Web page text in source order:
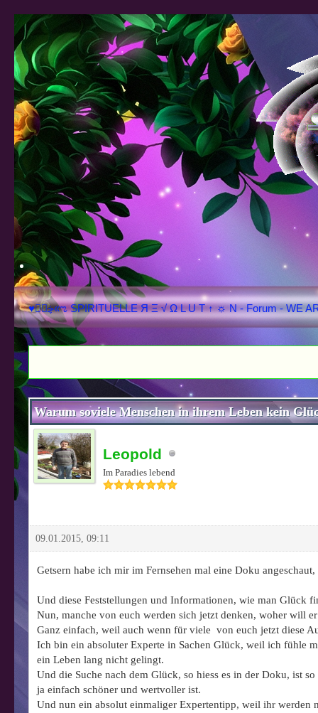
0 Bewertung(en) - 0 im Durchschnitt
1
2
3
4
5
Warum soviele Menschen in ihrem Leben kein
Leopold
Im Paradies lebend
09.01.2015, 09:11
Getsern habe ich mir im Fernsehen mal eine Doku
Und diese Feststellungen und Informationen, wie man Glück
Nun, manche von euch werden sich jetzt denken, woher will er
Ganz einfach, weil auch wenn für viele von euch jetzt diese
Ich bin ein absoluter Experte in Sachen Glück, weil ich fühle
ein Leben lang nicht gelingt.
Und die Suche nach dem Glück, so hiess es in der Doku, ist
ja einfach schöner und wertvoller ist.
Und nun ein absolut einmaliger Expertentipp, weil ihr